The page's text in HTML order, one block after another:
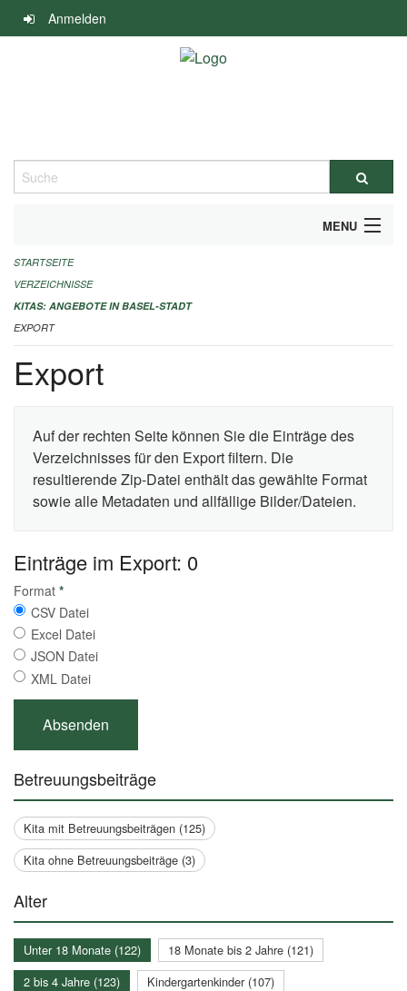
Navigation
überspringen
Anmelden
Suche
MENU
ALLGEMEINE INFORMATIONEN
IMPRESSUM
STARTSEITE
VERZEICHNISSE
KITAS: ANGEBOTE IN BASEL-STADT
EXPORT
Export
Auf der rechten Seite können Sie die Einträge des
Verzeichnisses für den Export filtern. Die
resultierende Zip-Datei enthält das gewählte Format
sowie alle Metadaten und allfällige Bilder/Dateien.
Einträge im Export: 0
Format *
CSV Datei
Excel Datei
JSON Datei
XML Datei
Betreuungsbeiträge
Kita mit Betreuungsbeiträgen (125)
Kita ohne Betreuungsbeiträge (3)
Alter
Unter 18 Monate (122)
18 Monate bis 2 Jahre (121)
2 bis 4 Jahre (123)
Kindergartenkinder (107)